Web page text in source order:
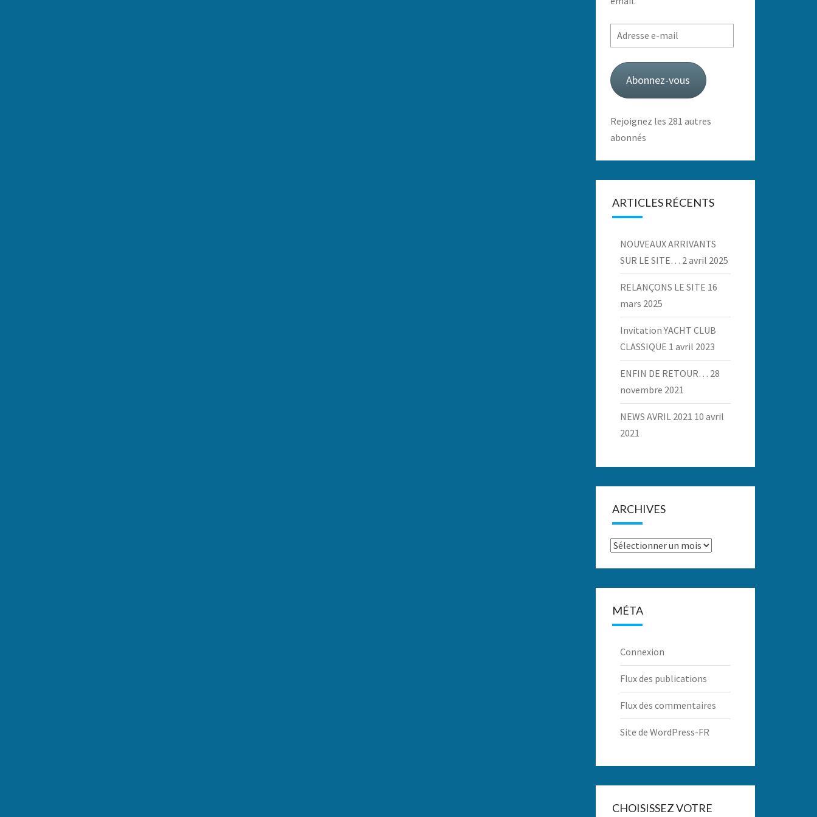
Adresse
e-
mail
Abonnez-vous
Rejoignez les 281 autres
abonnés
ARTICLES RÉCENTS
NOUVEAUX ARRIVANTS
SUR LE SITE… 2 avril 2025
RELANÇONS LE SITE 16
mars 2025
Invitation YACHT CLUB
CLASSIQUE 1 avril 2023
ENFIN DE RETOUR… 28
novembre 2021
NEWS AVRIL 2021 10 avril
2021
ARCHIVES
Archives
MÉTA
Connexion
Flux des publications
Flux des commentaires
Site de WordPress-FR
CHOISISSEZ VOTRE